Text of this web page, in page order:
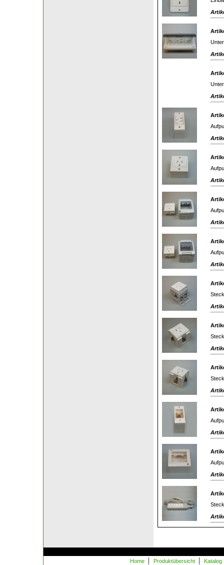
Home | Produktübersicht | Katalog